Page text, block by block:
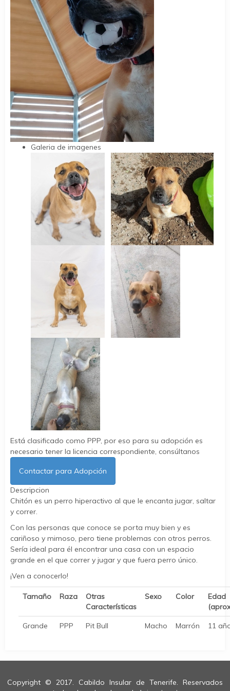
Galeria de imagenes
Está clasificado como PPP, por eso para su adopción es
necesario tener la licencia correspondiente, consúltanos
Contactar para Adopción
Descripcion
Chitón es un perro hiperactivo al que le encanta jugar, saltar
y correr.
Con las personas que conoce se porta muy bien y es
cariñoso y mimoso, pero tiene problemas con otros perros.
Sería ideal para él encontrar una casa con un espacio
grande en el que correr y jugar y que fuera perro único.
¡Ven a conocerlo!
Tamaño Raza
Otras
Características
Sexo Color
Edad
Grande PPP Pit Bull Macho Marrón 11
Copyright © 2017. Cabildo Insular de Tenerife. Reservados